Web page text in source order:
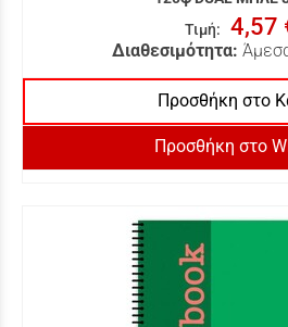
Τιμή: 4,57
Διαθεσιμότητα:
Προσθήκη στο
Προσθήκη στο